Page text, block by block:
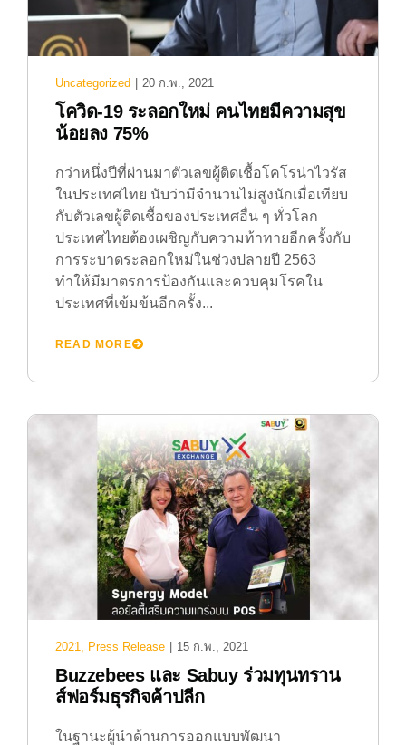
Uncategorized 20 ก.พ., 2021
โควิด-19 ระลอกใหม่ คนไทยมีความสุข
น้อยลง 75%
กว่าหนึ่งปีที่ผ่านมาตัวเลขผู้ติดเชื้อโคโรน่าไวรัส
ในประเทศไทย นับว่ามีจำนวนไม่สูงนักเมื่อเทียบ
กับตัวเลขผู้ติดเชื้อของประเทศอื่น ๆ ทั่วโลก
ประเทศไทยต้องเผชิญกับความท้าทายอีกครั้งกับ
การระบาดระลอกใหม่ในช่วงปลายปี 2563
ทำให้มีมาตรการป้องกันและควบคุมโรคใน
ประเทศที่เข้มข้นอีกครั้ง...
READ MORE
2021 Press Release 15 ก.พ., 2021
Buzzebees และ Sabuy ร่วมทุนทราน
ส์ฟอร์มธุรกิจค้าปลีก
ในฐานะผู้นำด้านการออกแบบพัฒนา